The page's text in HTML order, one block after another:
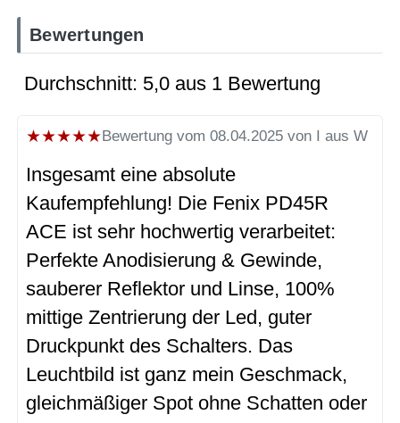
Bewertungen
Durchschnitt: 5,0 aus 1 Bewertung
★★★★★Bewertung vom 08.04.2025 von I aus W
Insgesamt eine absolute
Kaufempfehlung! Die Fenix PD45R
ACE ist sehr hochwertig verarbeitet:
Perfekte Anodisierung & Gewinde,
sauberer Reflektor und Linse, 100%
mittige Zentrierung der Led, guter
Druckpunkt des Schalters. Das
Leuchtbild ist ganz mein Geschmack,
gleichmäßiger Spot ohne Schatten oder